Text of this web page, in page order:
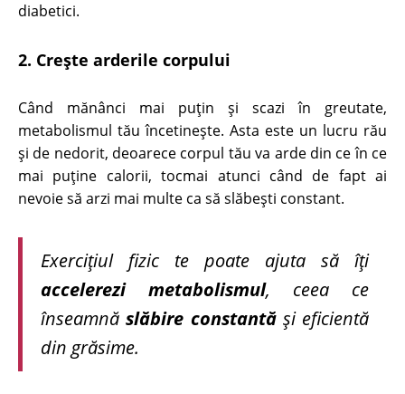
diabetici.
2. Creşte arderile corpului
Când mănânci mai puţin şi scazi în greutate,
metabolismul tău încetineşte. Asta este un lucru rău
şi de nedorit, deoarece corpul tău va arde din ce în ce
mai puţine calorii, tocmai atunci când de fapt ai
nevoie să arzi mai multe ca să slăbeşti constant.
Exerciţiul fizic te poate ajuta să îţi
accelerezi metabolismul, ceea ce
înseamnăslăbire constantăşi eficientă
din grăsime.